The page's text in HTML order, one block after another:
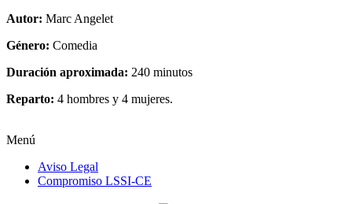
Autor: Marc Angelet
Género: Comedia
Duración aproximada: 240 minutos
Reparto: 4 hombres y 4 mujeres.
Menú
Aviso Legal
Compromiso LSSI-CE